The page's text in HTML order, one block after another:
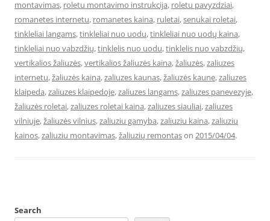
montavimas, roletu montavimo instrukcija, roletu pavyzdziai,
romanetes internetu, romanetes kaina, ruletai,senukai roletai,
tinkleliai langams,tinkleliai nuo uodu,tinkleliai nuo uodų kaina,
tinkleliai nuo vabzdžių,tinklelis nuo uodu,tinklelis nuo vabzdžių,
vertikalios žaliuzės,vertikalios žaliuzės kaina,žaliuzės,zaliuzes
internetu,žaliuzės kaina,zaliuzes kaunas,žaliuzės kaune,zaliuzes
klaipeda,zaliuzes klaipedoje,zaliuzes langams,zaliuzes panevezyje,
žaliuzės roletai,zaliuzes roletai kaina,zaliuzes siauliai,zaliuzes
vilniuje,žaliuzės vilnius,zaliuziu gamyba,zaliuziu kaina,zaliuziu
kainos,zaliuziu montavimas,žaliuzių remontason 2015/04/04.
Search